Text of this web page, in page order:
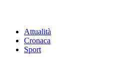
Attualità
Cronaca
Sport